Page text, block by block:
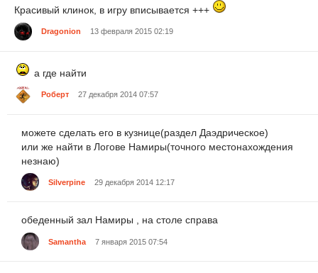
Красивый клинок, в игру вписывается +++
Dragonion 13 февраля 2015 02:19
а где найти
Роберт 27 декабря 2014 07:57
можете сделать его в кузнице(раздел Даэдрическое)
или же найти в Логове Намиры(точного местонахождения
незнаю)
Silverpine 29 декабря 2014 12:17
обеденный зал Намиры , на столе справа
Samantha 7 января 2015 07:54